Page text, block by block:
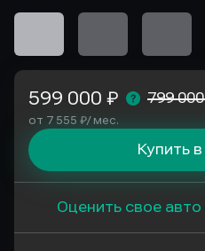
599 000 ₽ 799
от 7 555 ₽/ мес.
Купить
Оценить свое авто